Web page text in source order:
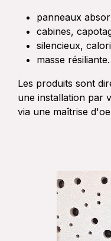
panneaux
cabines,
silencieux,
masse
Les produits sont
une installation par
via une maîtrise